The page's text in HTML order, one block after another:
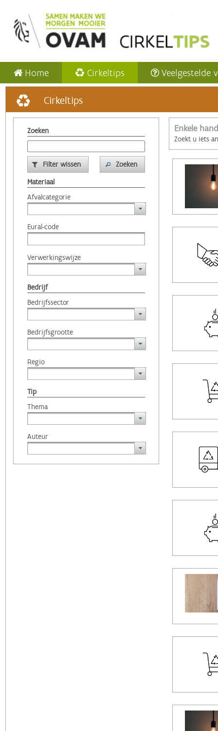
Home Cirkeltips Veelgestelde
Cirkeltips
Zoeken
Filter wissen
Zoeken
Materiaal
Afvalcategorie
Eural-code
Verwerkingswijze
Bedrijf
Bedrijfssector
Bedrijfsgrootte
Regio
Tip
Thema
Auteur
Enkele
Zoekt u iets